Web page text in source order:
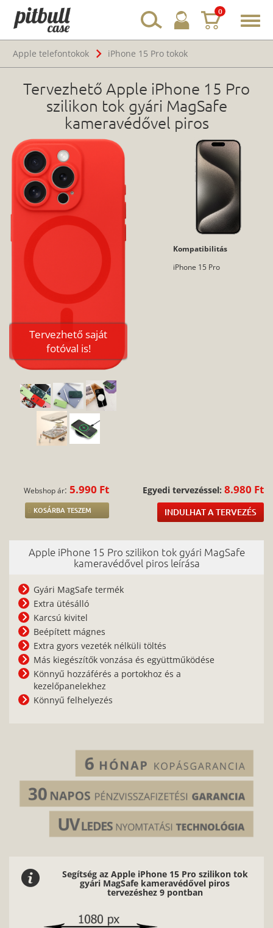
0
Apple telefontokok
iPhone 15 Pro tokok
Tervezhető Apple iPhone 15 Pro
szilikon tok gyári MagSafe
kameravédővel piros
Tervezhető saját
fotóval is!
Kompatibilitás
iPhone 15 Pro
Webshop ár:5.990 Ft
KOSÁRBA TESZEM
Egyedi tervezéssel: 8.980 Ft
INDULHAT A TERVEZÉS
Apple iPhone 15 Pro szilikon tok gyári MagSafe
kameravédővel piros leírása
Gyári MagSafe termék
Extra ütésálló
Karcsú kivitel
Beépített mágnes
Extra gyors vezeték nélküli töltés
Más kiegészítők vonzása és együttműködése
Könnyű hozzáférés a portokhoz és a
kezelőpanelekhez
Könnyű felhelyezés
Segítség az Apple iPhone 15 Pro szilikon tok
gyári MagSafe kameravédővel piros
tervezéshez 9 pontban